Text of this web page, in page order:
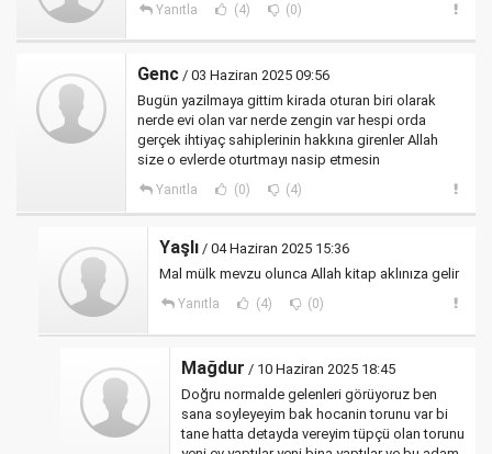
Yanıtla (4) (0)
Genc / 03 Haziran 2025 09:56
Bugün yazilmaya gittim kirada oturan biri olarak
nerde evi olan var nerde zengin var hespi orda
gerçek ihtiyaç sahiplerinin hakkına girenler Allah
size o evlerde oturtmayı nasip etmesin
Yanıtla (0) (4)
Yaşlı / 04 Haziran 2025 15:36
Mal mülk mevzu olunca Allah kitap aklınıza gelir
Yanıtla (4) (0)
Mağdur / 10 Haziran 2025 18:45
Doğru normalde gelenleri görüyoruz ben
sana soyleyeyim bak hocanin torunu var bi
tane hatta detayda vereyim tüpçü olan torunu